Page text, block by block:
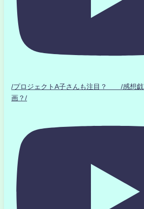
/プロジェクトA子さんも注目？ /感想戯
画？/